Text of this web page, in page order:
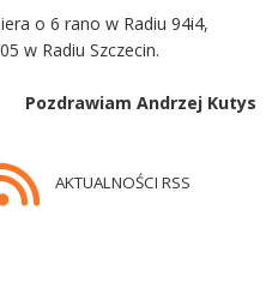
o 6 rano w Radiu 94i4,
w Radiu Szczecin.
Pozdrawiam Andrzej Kutys
AKTUALNOŚCI RSS